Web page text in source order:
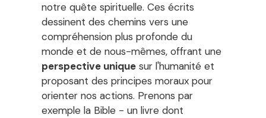
notre quête spirituelle. Ces écrits
dessinent des chemins vers une
compréhension plus profonde du
monde et de nous-mêmes, offrant une
perspective unique sur l'humanité et
proposant des principes moraux pour
orienter nos actions. Prenons par
exemple la Bible - un livre dont